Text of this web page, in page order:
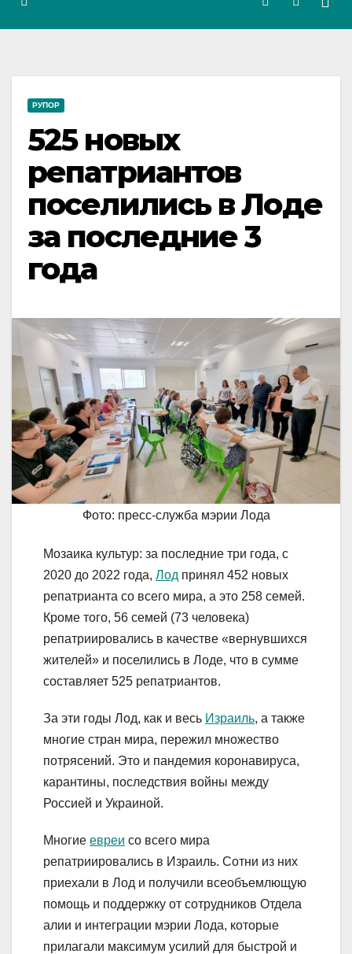
РУПОР
525 новых
репатриантов
поселились в Лоде
за последние 3
года
Фото: пресс-служба мэрии Лода
Мозаика культур: за последние три года, с
2020 до 2022 года, Лод принял 452 новых
репатрианта со всего мира, а это 258 семей.
Кроме того, 56 семей (73 человека)
репатриировались в качестве «вернувшихся
жителей» и поселились в Лоде, что в сумме
составляет 525 репатриантов.
За эти годы Лод, как и весь Израиль, а также
многие стран мира, пережил множество
потрясений. Это и пандемия коронавируса,
карантины, последствия войны между
Россией и Украиной.
Многие евреи со всего мира
репатриировались в Израиль. Сотни из них
приехали в Лод и получили всеобъемлющую
помощь и поддержку от сотрудников Отдела
алии и интеграции мэрии Лода, которые
прилагали максимум усилий для быстрой и